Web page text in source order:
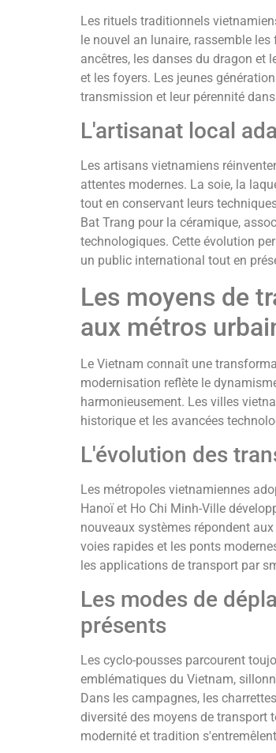
Les rituels traditionnels
le nouvel an lunaire, rassemble
ancêtres, les danses du dragon et
et les foyers. Les jeunes
transmission et leur pérennité
L'artisanat local
Les artisans vietnamiens
attentes modernes. La soie, la
tout en conservant leurs
Bat Trang pour la céramique,
technologiques. Cette évolution
un public international tout en
Les moyens de
aux métros
Le Vietnam connaît une
modernisation reflète le
harmonieusement. Les villes
historique et les avancées
L'évolution des
Les métropoles vietnamiennes
Hanoï et Ho Chi Minh-Ville
nouveaux systèmes répondent
voies rapides et les ponts
les applications de transport par
Les modes de
présents
Les cyclo-pousses parcourent
emblématiques du Vietnam,
Dans les campagnes, les
diversité des moyens de transport
modernité et tradition